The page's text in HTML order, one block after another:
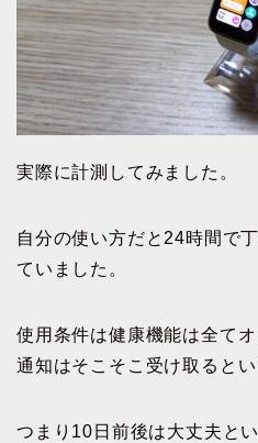
実際に計測してみました。
自分の使い方だと24時間で
ていました。
使用条件は健康機能は全て
通知はそこそこ受け取ると
つまり10日前後は大丈夫とい